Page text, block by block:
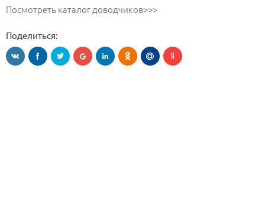
Посмотреть каталог доводчиков>>>
Поделиться: